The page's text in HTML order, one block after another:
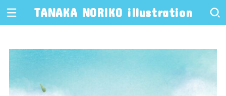
TANAKA NORIKO illustration